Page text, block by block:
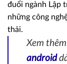
đuổi ngành Lập
những công
thải.
Xem
android